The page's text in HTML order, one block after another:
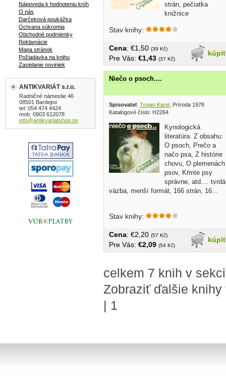
strán, pečiatka
knižnice
Stav knihy:
kúpiť
Cena: €1,50 (39 Kč)
Pre Vás: €1,43 (37 Kč)
Niečo o psoch....
Spisovatel: Trojan Karel , Príroda 1978
Katalogové číslo: H2264
Kynologická
literatúra. Z obsahu:
O psoch, Prečo a
načo psa, Z histórie
chovu, O plemenách
psov, Kŕmte psy
správne, atd.... tvrdá
väzba, menší formát, 166 strán, 16...
Stav knihy:
kúpiť
Cena: €2,20 (57 Kč)
Pre Vás: €2,09 (54 Kč)
celkem 7 knih v
Zobraziť ďalšie
| 1
Nápoveda k hodnoteniu kníh
O nás
Darčeková poukážka
Ochrana súkromia
Obchodné podmienky
Reklamácie
Mapa stránok
Požiadavka na knihu
Zasielanie noviniek
ANTIKVARIÁT s.r.o.
Radničné námestie 46
08501 Bardejov
tel: 054 474 4424
mob: 0903 612078
info@antikvariatshop.sk